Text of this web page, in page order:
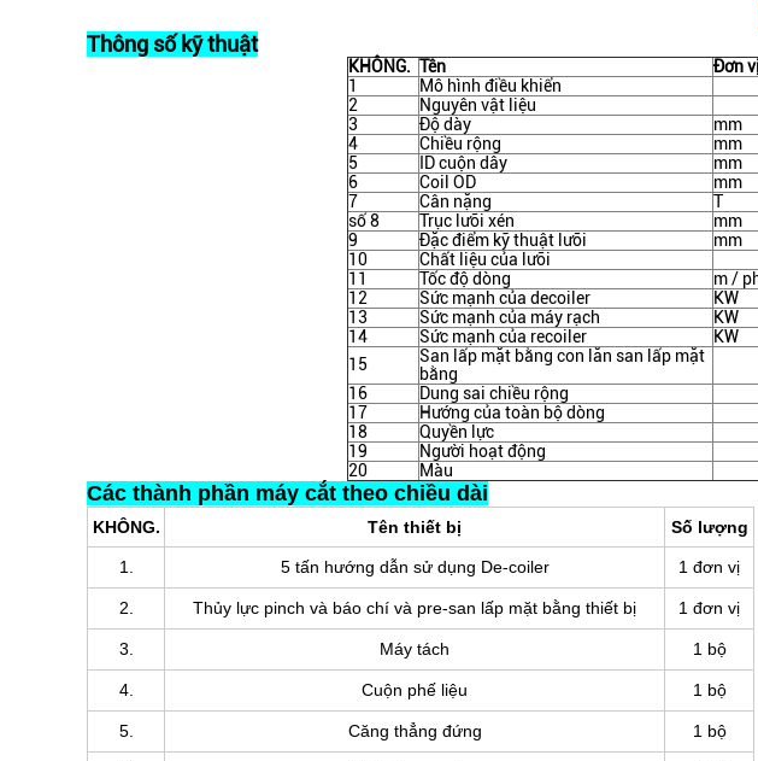
Thông số kỹ thuật
KHÔNG. Tên Đơn vị
1
Mô hình điều khiển
2
Nguyên vật liệu
3
Độ dày mm
4
Chiều rộng mm
5
ID cuộn dây mm
6
Coil OD mm
7
Cân nặng T
số 8
Trục lưỡi xén mm
9
Đặc điểm kỹ thuật lưỡi mm
10
Chất liệu của lưỡi
11
Tốc độ dòng m /
12
Sức mạnh của decoiler KW
13
Sức mạnh của máy rạch KW
14
Sức mạnh của recoiler KW
15
San lấp mặt bằng con lăn san lấp mặt
bằng
16
Dung sai chiều rộng
17
Hướng của toàn bộ dòng
18
Quyền lực
19
Người hoạt động
20
Màu
Các thành phần máy cắt theo chiều dài
KHÔNG. Tên thiết bị Số lượng
1. 5 tấn hướng dẫn sử dụng De-coiler 1 đơn vị
2. Thủy lực pinch và báo chí và pre-san lấp mặt bằng thiết bị 1 đơn vị
3. Máy tách 1 bộ
4. Cuộn phế liệu 1 bộ
5. Căng thẳng đứng 1 bộ